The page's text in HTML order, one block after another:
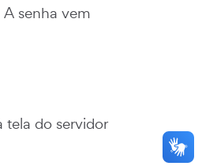
senha vem
tela do servidor